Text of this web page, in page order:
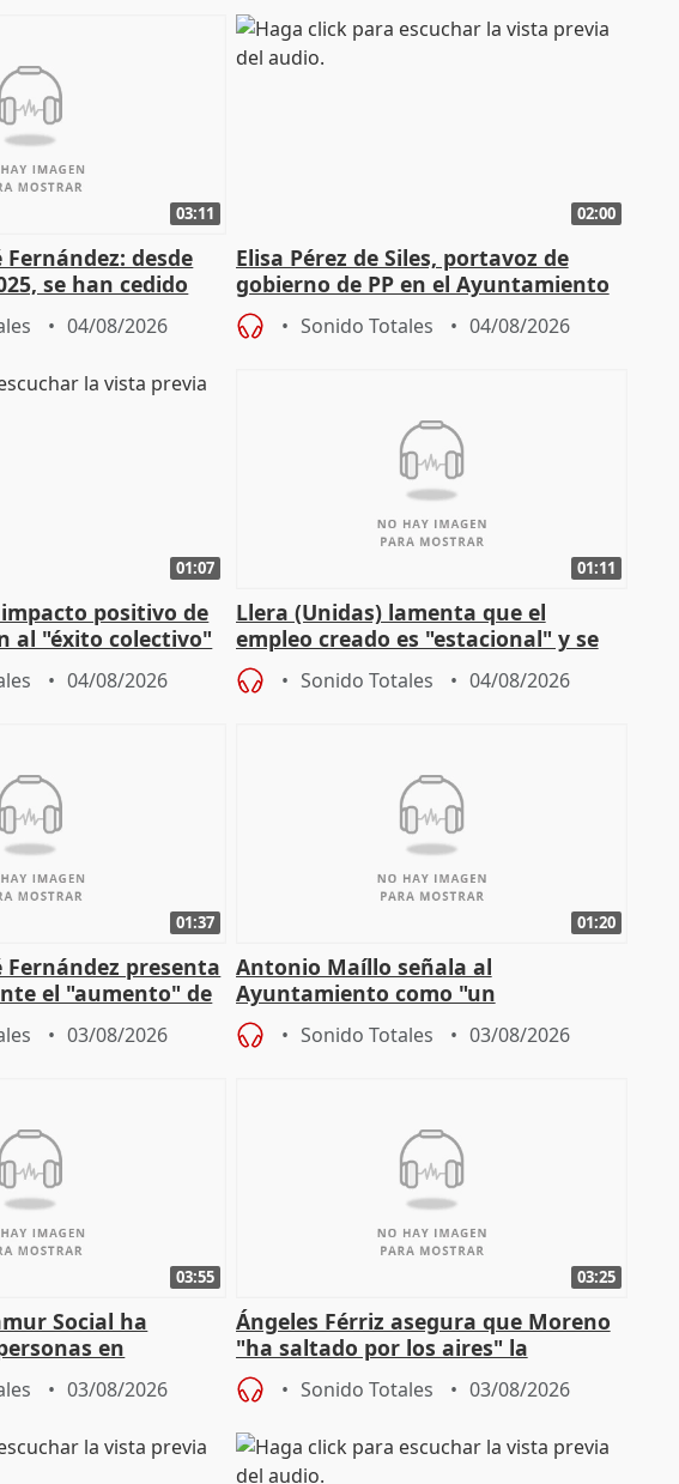
03:11
Fernández: desde
se han cedido
nacimiento
04/08/2026
02:00
Elisa Pérez de Siles, portavoz de
gobierno de PP en el Ayuntamiento
de Málaga, deja la política
Sonido Totales 04/08/2026
01:07
positivo de
al "éxito colectivo"
04/08/2026
01:11
Llera (Unidas) lamenta que el
empleo creado es "estacional" y se
"esfumará" al acabar el verano
Sonido Totales 04/08/2026
01:37
Fernández presenta
el "aumento" de
en Madri
03/08/2026
01:20
Antonio Maíllo señala al
Ayuntamiento como "un
especulador más" sobre viviendas de
Jiménez Becerril
Sonido Totales 03/08/2026
03:55
Social ha
en
durante Campaña
03/08/2026
03:25
Ángeles Férriz asegura que Moreno
"ha saltado por los aires" la
negociación tras acuerdo con SMA
Sonido Totales 03/08/2026